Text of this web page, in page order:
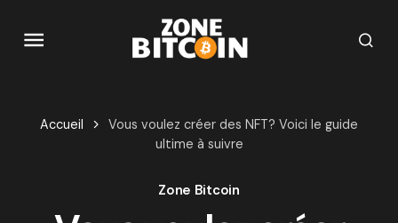
Accueil
Vous voulez créer des NFT? Voici le guide
ultime à suivre
Zone Bitcoin